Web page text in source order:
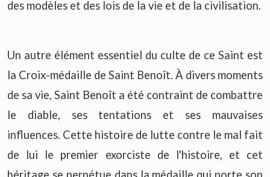
des modèles et des lois de la vie et de la civilisation.
Un autre élément essentiel du culte de ce Saint est
la Croix-médaille de Saint Benoît. À divers moments
de sa vie, Saint Benoît a été contraint de combattre
le diable, ses tentations et ses mauvaises
influences. Cette histoire de lutte contre le mal fait
de lui le premier exorciste de l'histoire, et cet
héritage se perpétue dans la médaille qui porte son